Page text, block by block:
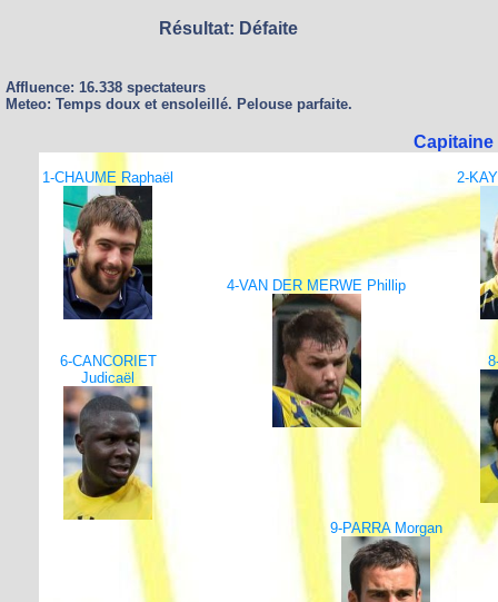
Résultat: Défaite
Affluence: 16.338 spectateurs
Meteo: Temps doux et ensoleillé. Pelouse parfaite.
Capitaine
1-CHAUME Raphaël 2-
4-VAN DER MERWE Phillip
6-CANCORIET
Judicaël
9-PARRA Morgan